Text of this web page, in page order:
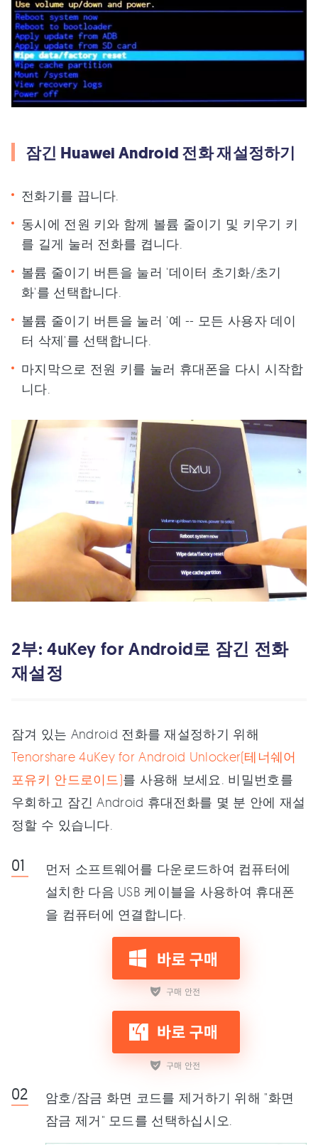
잠긴 Huawei Android 전화 재설정하기
전화기를 끕니다.
동시에 전원 키와 함께 볼륨 줄이기 및 키우기 키
를 길게 눌러 전화를 켭니다.
볼륨 줄이기 버튼을 눌러 '데이터 초기화/초기
화'를 선택합니다.
볼륨 줄이기 버튼을 눌러 '예 -- 모든 사용자 데이
터 삭제'를 선택합니다.
마지막으로 전원 키를 눌러 휴대폰을 다시 시작합
니다.
2부: 4uKey for Android로 잠긴 전화
재설정
잠겨 있는 Android 전화를 재설정하기 위해
Tenorshare 4uKey for Android Unlocker(테너쉐어
포유키 안드로이드)를 사용해 보세요. 비밀번호를
우회하고 잠긴 Android 휴대전화를 몇 분 안에 재설
정할 수 있습니다.
먼저 소프트웨어를 다운로드하여 컴퓨터에
설치한 다음 USB 케이블을 사용하여 휴대폰
을 컴퓨터에 연결합니다.
암호/잠금 화면 코드를 제거하기 위해 "화면
잠금 제거" 모드를 선택하십시오.